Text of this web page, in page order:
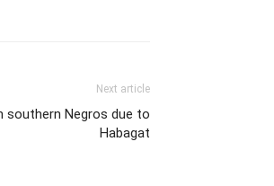
Next article
southern Negros due to
Habagat